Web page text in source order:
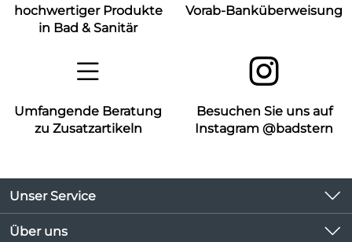
hochwertiger Produkte
in Bad & Sanitär
Vorab-Banküberweisung
Umfangende Beratung
zu Zusatzartikeln
Besuchen Sie uns auf
Instagram @badstern
Unser Service
Kontakt
Über uns